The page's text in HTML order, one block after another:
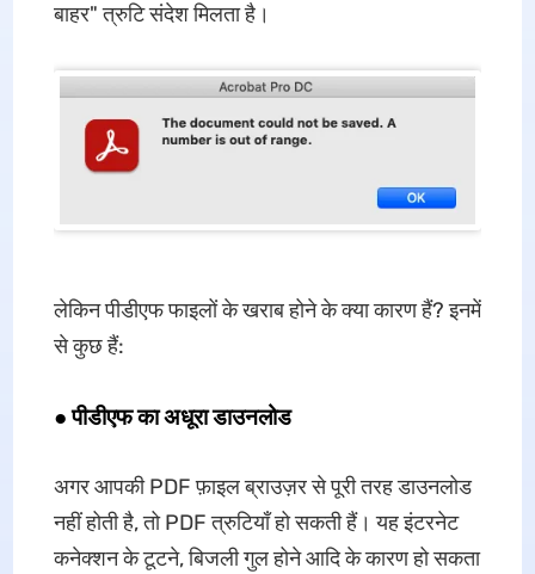
बाहर" त्रुटि संदेश मिलता है।
लेकिन पीडीएफ फाइलों के खराब होने के क्या कारण हैं? इनमें
से कुछ हैं:
● पीडीएफ का अधूरा डाउनलोड
अगर आपकी PDF फ़ाइल ब्राउज़र से पूरी तरह डाउनलोड
नहीं होती है, तो PDF त्रुटियाँ हो सकती हैं। यह इंटरनेट
कनेक्शन के टूटने, बिजली गुल होने आदि के कारण हो सकता